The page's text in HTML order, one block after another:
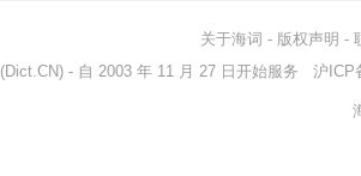
关于海词 - 版权声明 -
(Dict.CN) - 自 2003 年 11 月 27 日开始服务 沪ICP